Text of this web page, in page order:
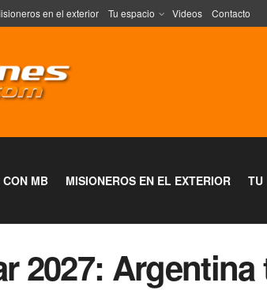
en el exterior Tu espacio Videos Contacto
CON MB MISIONEROS EN EL EXTERIOR TU
2027: Argentina